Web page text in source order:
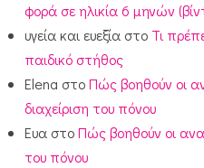
φορά σε ηλικία 6 μηνών
υγεία και ευεξία στο Τι
παιδικό στήθος
Elena στοΠώς βοηθούν οι
διαχείριση του πόνου
Ευα στοΠώς βοηθούν οι
του πόνου